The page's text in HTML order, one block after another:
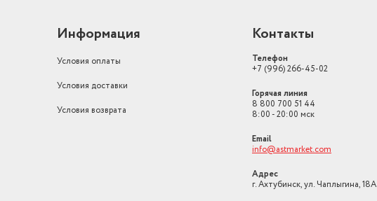
Информация
Условия оплаты
Условия доставки
Условия возврата
Контакты
Телефон
+7 (996) 266-45-02
Горячая линия
8 800 700 51 44
8:00 - 20:00 мск
Email
info@astmarket.com
Адрес
г. Ахтубинск, ул. Чаплыгина, 18А